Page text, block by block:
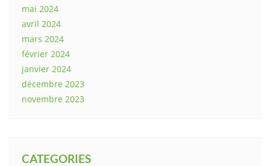
mai 2024
avril 2024
mars 2024
février 2024
janvier 2024
décembre 2023
novembre 2023
CATEGORIES